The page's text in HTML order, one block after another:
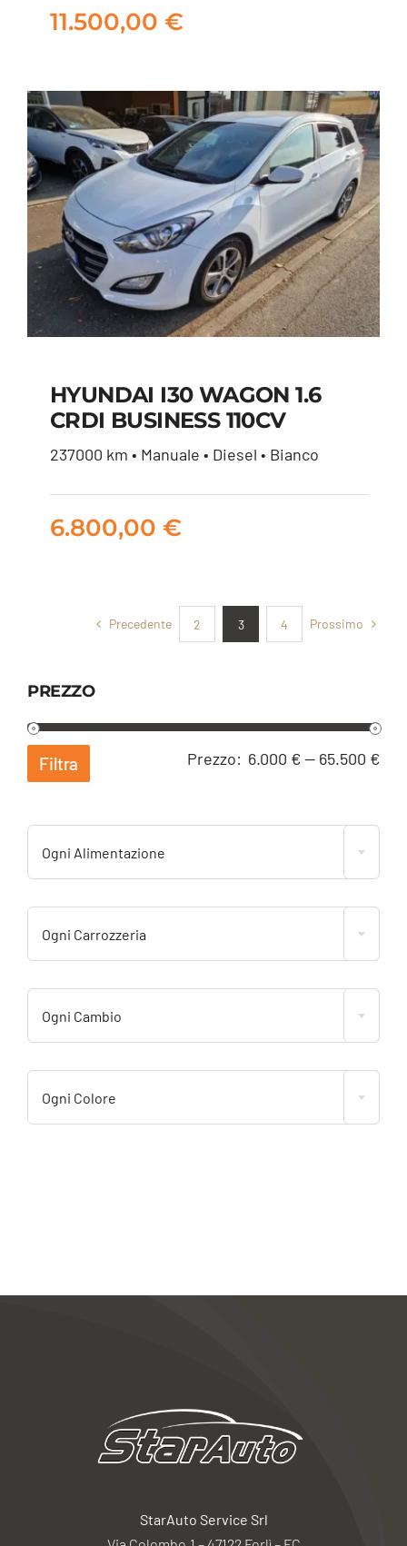
11.500,00
11.500,00 €
HYUNDAI I30
WAGON 1.6 CRDI
BUSINESS 110CV
6.800,00
HYUNDAI I30 WAGON 1.6
CRDI BUSINESS 110CV
237000 km • Manuale • Diesel • Bianco
6.800,00 €
Precedente 2 3 4 Prossimo
PREZZO
Filtra Prezzo: 6.000 €— 65.500 €
Ogni Alimentazione
Ogni Carrozzeria
Ogni Cambio
Ogni Colore
StarAuto Service Srl